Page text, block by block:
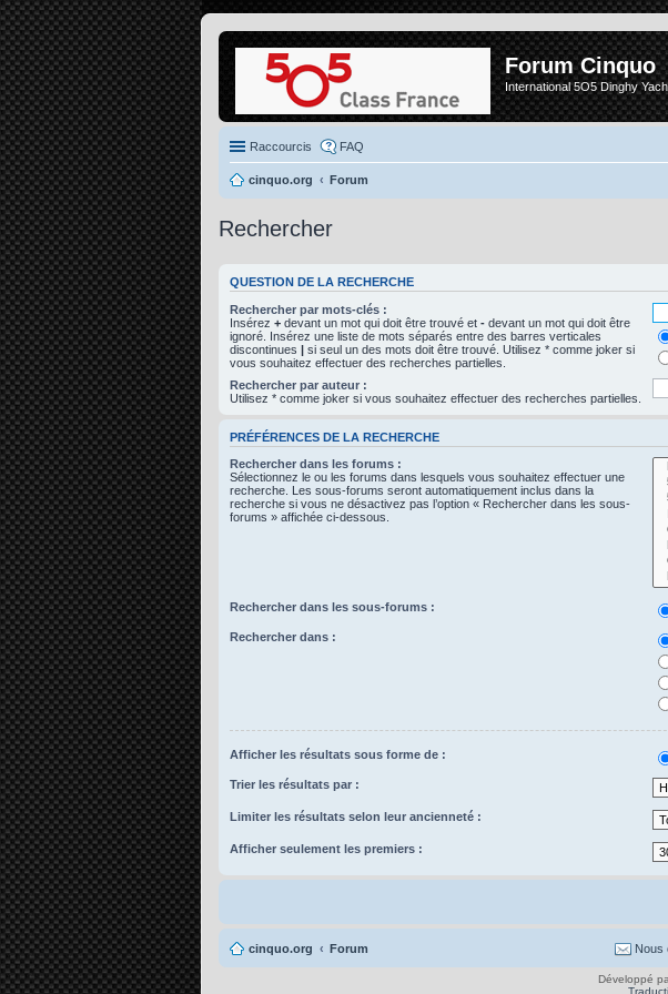
Forum Cinquo
International 5O5 Dinghy
Raccourcis FAQ
cinquo.org Forum
Rechercher
QUESTION DE LA RECHERCHE
Rechercher par mots-clés :
Insérez + devant un mot qui doit être trouvé et - devant un mot qui doit être
ignoré. Insérez une liste de mots séparés entre des barres verticales
discontinues | si seul un des mots doit être trouvé. Utilisez * comme joker si
vous souhaitez effectuer des recherches partielles.
Rechercher par auteur :
Utilisez * comme joker si vous souhaitez effectuer des recherches partielles.
PRÉFÉRENCES DE LA RECHERCHE
Rechercher dans les forums :
Sélectionnez le ou les forums dans lesquels vous souhaitez effectuer une
recherche. Les sous-forums seront automatiquement inclus dans la
recherche si vous ne désactivez pas l’option « Rechercher dans les sous-
forums » affichée ci-dessous.
Rechercher dans les sous-forums :
Rechercher dans :
Afficher les résultats sous forme de :
Trier les résultats par :
Limiter les résultats selon leur ancienneté :
Afficher seulement les premiers :
cinquo.org Forum Nous
Développé